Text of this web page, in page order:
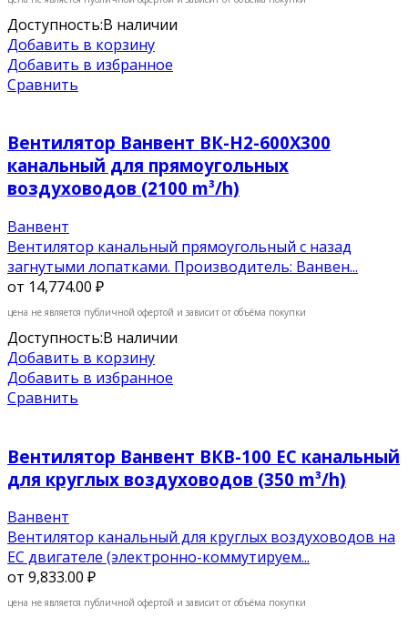
Доступность:В наличии
Добавить в корзину
Добавить в избранное
Сравнить
Вентилятор Ванвент ВК-Н2-600Х300
канальный для прямоугольных
воздуховодов (2100 m³/h)
Ванвент
Вентилятор канальный прямоугольный с назад
загнутыми лопатками. Производитель: Ванвен...
от 14,774.00 ₽
цена не является публичной офертой и зависит от объёма покупки
Доступность:В наличии
Добавить в корзину
Добавить в избранное
Сравнить
Вентилятор Ванвент ВКВ-100 EC канальный
для круглых воздуховодов (350 m³/h)
Ванвент
Вентилятор канальный для круглых воздуховодов на
ЕС двигателе (электронно-коммутируем...
от 9,833.00 ₽
цена не является публичной офертой и зависит от объёма покупки